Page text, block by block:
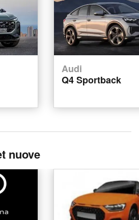
Audi
Q4 Sportback
nuove